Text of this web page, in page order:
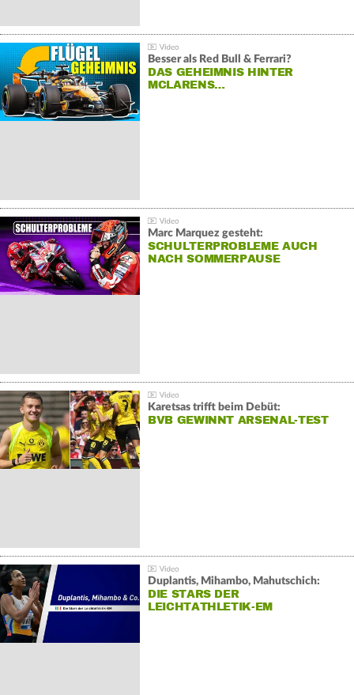
Besser als Red Bull & Ferrari?
DAS GEHEIMNIS HINTER
MCLARENS…
Marc Marquez gesteht:
SCHULTERPROBLEME AUCH
NACH SOMMERPAUSE
Karetsas trifft beim Debüt:
BVB GEWINNT ARSENAL-TEST
Duplantis, Mihambo, Mahutschich:
DIE STARS DER
LEICHTATHLETIK-EM